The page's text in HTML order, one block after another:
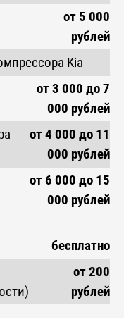
от 5 000
рублей
Kia
от 3 000 до 7
000 рублей
от 4 000 до 11
000 рублей
от 6 000 до 15
000 рублей
бесплатно
от 200
рублей